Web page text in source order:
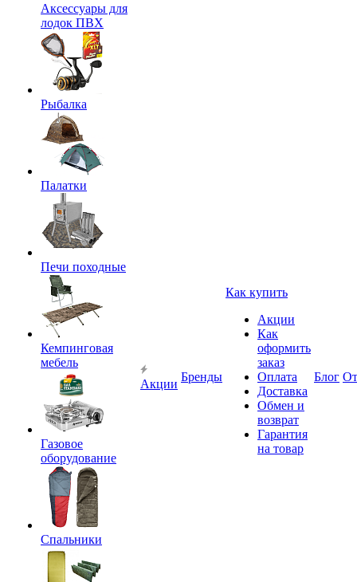
Аксессуары для
лодок ПВХ
Рыбалка
Палатки
Печи походные
Кемпинговая
мебель
Газовое
оборудование
Спальники
Акции
Бренды
Как купить
Акции
Как
оформить
заказ
Оплата
Доставка
Обмен и
возврат
Гарантия
на товар
Блог